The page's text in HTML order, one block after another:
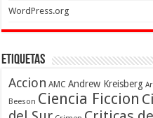
WordPress.org
Etiquetas
Accion AMC Andrew Kreisberg
Beeson Ciencia Ficcion